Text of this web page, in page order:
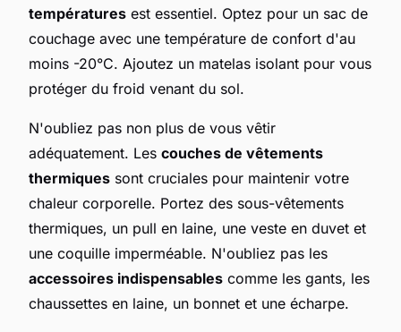
températures est essentiel. Optez pour un sac de
couchage avec une température de confort d'au
moins -20°C. Ajoutez un matelas isolant pour vous
protéger du froid venant du sol.
N'oubliez pas non plus de vous vêtir
adéquatement. Les couches de vêtements
thermiques sont cruciales pour maintenir votre
chaleur corporelle. Portez des sous-vêtements
thermiques, un pull en laine, une veste en duvet et
une coquille imperméable. N'oubliez pas les
accessoires indispensables comme les gants, les
chaussettes en laine, un bonnet et une écharpe.